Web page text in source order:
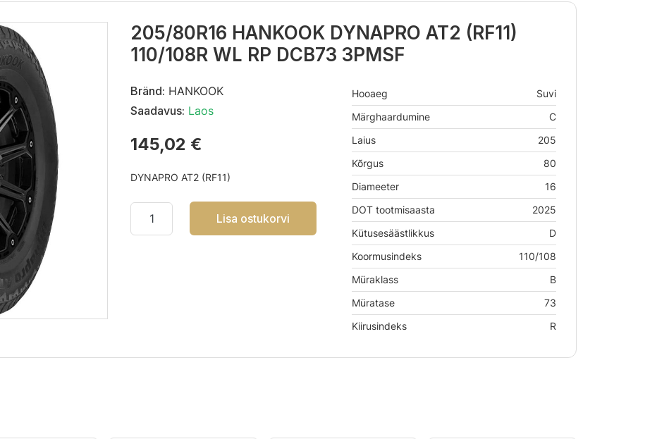
205/80R16 HANKOOK DYNAPRO AT2 (RF11)
110/108R WL RP DCB73 3PMSF
Bränd: HANKOOK
Saadavus: Laos
145,02 €
DYNAPRO AT2 (RF11)
Lisa ostukorvi
Hooaeg
Suvi
Märghaardumine
C
Laius
205
Kõrgus
80
Diameeter
16
DOT tootmisaasta
2025
Kütusesäästlikkus
D
Koormusindeks
110/108
Müraklass
B
Müratase
73
Kiirusindeks
R